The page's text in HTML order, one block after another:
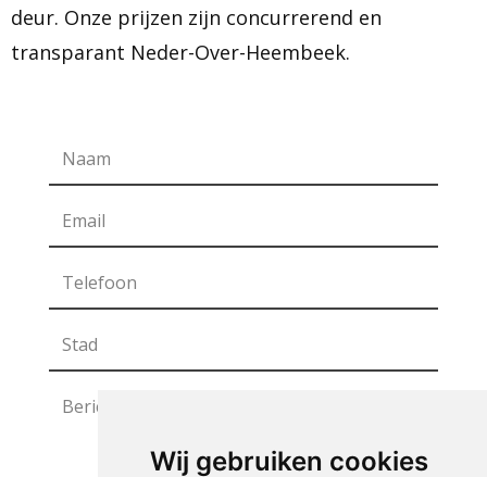
Wij gebruiken cookies
deur. Onze prijzen zijn concurrerend en
transparant Neder-Over-Heembeek.